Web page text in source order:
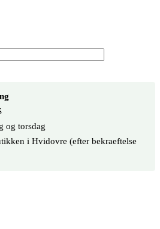
og torsdag
i Hvidovre (efter bekraeftelse